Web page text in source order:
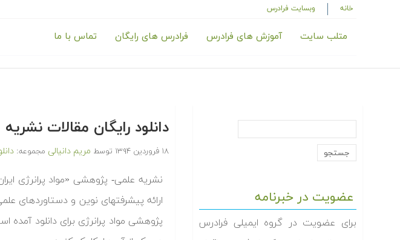
خانه وبسایت فرادرس
متلب سایت آموزش های فرادرس فرادرس های رایگان تماس با ما
عضویت در خبرنامه
برای عضویت در گروه ایمیلی فرادرس
دانلود رایگان مقالات
۱۸ فروردین ۱۳۹۴ توسط مریم دانیالی مجموعه:
نشریه علمی- پژوهشی «مواد پرانرژی
ارائه پیشرفتهای نوین و دستاوردهای
پژوهشی مواد پرانرژی برای دانلود آمده